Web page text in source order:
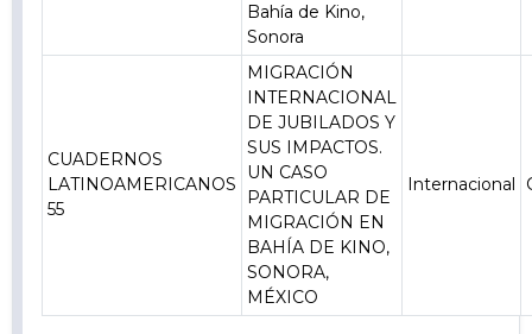
Bahía de Kino,
Sonora
CUADERNOS
LATINOAMERICANOS
55
MIGRACIÓN
INTERNACIONAL
DE JUBILADOS Y
SUS IMPACTOS.
UN CASO
PARTICULAR DE
MIGRACIÓN EN
BAHÍA DE KINO,
SONORA,
MÉXICO
Internacional